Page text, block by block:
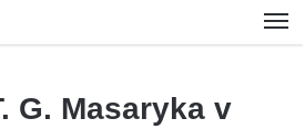
G. Masaryka v